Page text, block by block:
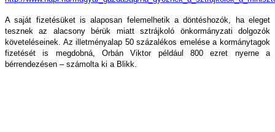
A saját fizetésüket is alaposan felemelhetik a döntéshozók, ha eleget
tesznek az alacsony bérük miatt sztrájkoló önkormányzati dolgozók
követeléseinek. Az illetményalap 50 százalékos emelése a kormánytagok
fizetését is megdobná, Orbán Viktor például 800 ezret nyerne a
bérrendezésen – számolta ki a Blikk.